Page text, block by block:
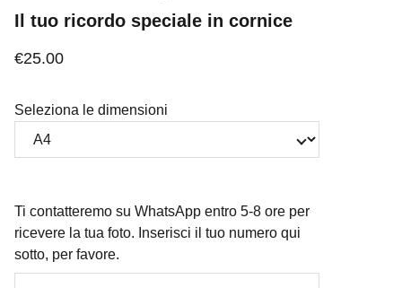
Il tuo ricordo speciale in cornice
€25.00
Seleziona le dimensioni
Ti contatteremo su WhatsApp entro 5-8 ore per
ricevere la tua foto. Inserisci il tuo numero qui
sotto, per favore.